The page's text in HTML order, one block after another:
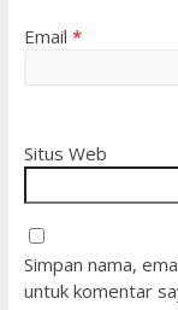
Email *
Situs Web
Simpan nama,
untuk komentar